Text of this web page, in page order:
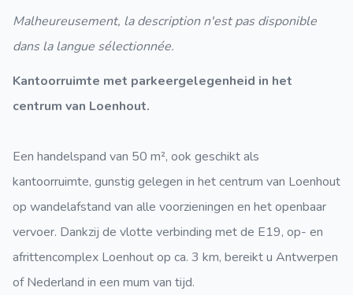
Malheureusement, la description n'est pas disponible
dans la langue sélectionnée.
Kantoorruimte met parkeergelegenheid in het
centrum van Loenhout.
Een handelspand van 50 m², ook geschikt als
kantoorruimte, gunstig gelegen in het centrum van Loenhout
op wandelafstand van alle voorzieningen en het openbaar
vervoer. Dankzij de vlotte verbinding met de E19, op- en
afrittencomplex Loenhout op ca. 3 km, bereikt u Antwerpen
of Nederland in een mum van tijd.